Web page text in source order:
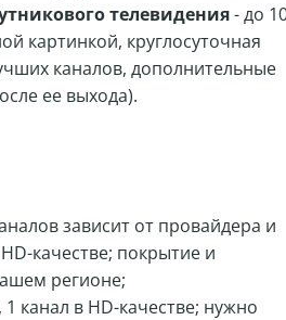
телевидения- до
картинкой, круглосуточная
каналов, дополнительные
ее выхода).
зависит от провайдера и
качестве; покрытие и
регионе;
канал в HD-качестве; нужно